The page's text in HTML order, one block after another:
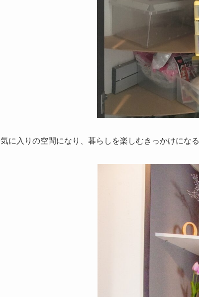
に入りの空間になり、暮らしを楽しむきっかけになる